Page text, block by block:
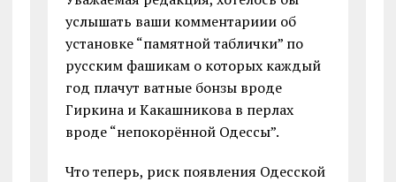
услышать ваши комментариии об
установке “памятной таблички” по
русским фашикам о которых каждый
год плачут ватные бонзы вроде
Гиркина и Какашникова в перлах
вроде “непокорённой Одессы”.
Что теперь, риск появления Одесской